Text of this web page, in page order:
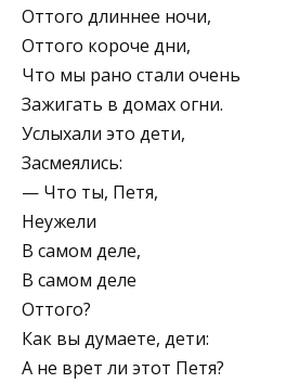
Оттого длиннее ночи,
Оттого короче дни,
Что мы рано стали очень
Зажигать в домах огни.
Услыхали это дети,
Засмеялись:
— Что ты, Петя,
Неужели
В самом деле,
В самом деле
Оттого?
Как вы думаете, дети:
А не врет ли этот Петя?